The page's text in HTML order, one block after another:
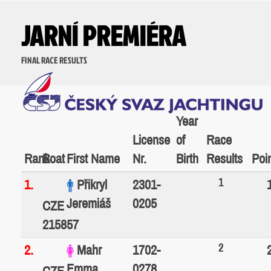
JARNÍ PREMIÉRA
FINAL RACE RESULTS
Nr.
Year
of
Birth
Results
1.
215857
Přikryl
Jeremiáš
2301-
0205
1
2.
Mahr
Emma
1702-
0278
2